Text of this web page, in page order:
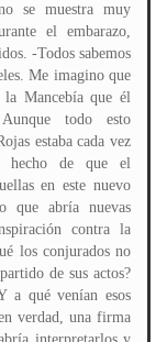
se muestra muy
el embarazo,
-Todos sabemos
Me imagino que
la Mancebía que él
todo esto
estaba cada vez
hecho de que el
en este nuevo
que abría nuevas
contra la
los conjurados no
de sus actos?
a qué venían esos
verdad, una firma